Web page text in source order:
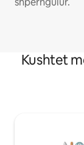
Kushtet